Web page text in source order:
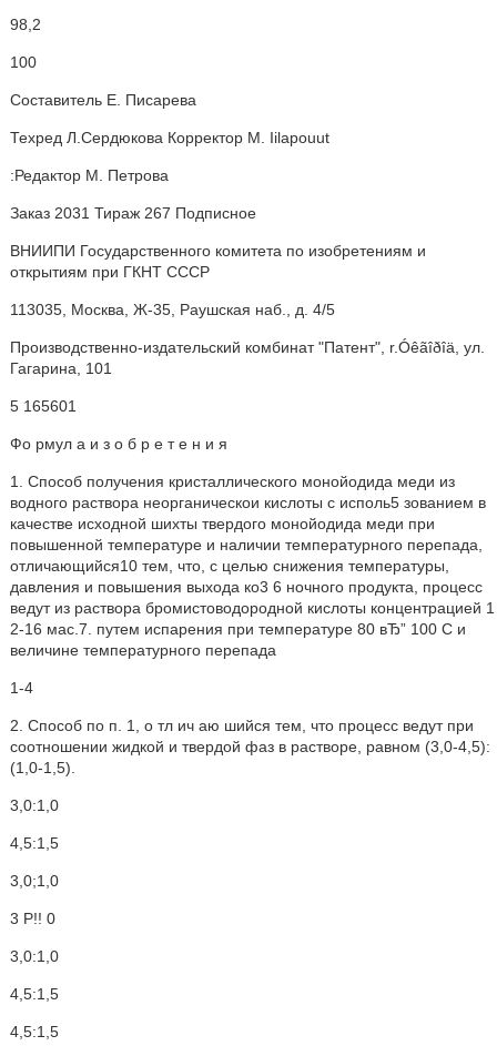
98,2
100
Составитель Е. Писарева
Техред Л.Сердюкова Корректор М. Iilapouut
:Редактор М. Петрова
Заказ 2031 Тираж 267 Подписное
ВНИИПИ Государственного комитета по изобретениям и
открытиям при ГКНТ СССР
113035, Москва, Ж-35, Раушская наб., д. 4/5
Производственно-издательский комбинат "Патент", r.Óêãîðîä, ул.
Гагарина, 101
5 165601
Фо рмул а и з о б р е т е н и я
1. Способ получения кристаллического монойодида меди из
водного раствора неорганическои кислоты с исполь5 зованием в
качестве исходной шихты твердого монойодида меди при
повышенной температуре и наличии температурного перепада,
отличающийся10 тем, что, с целью снижения температуры,
давления и повышения выхода ко3 6 ночного продукта, процесс
ведут из раствора бромистоводородной кислоты концентрацией 1
2-16 мас.7. путем испарения при температуре 80 вЂ” 100 С и
величине температурного перепада
1-4
2. Способ по п. 1, о тл ич аю шийся тем, что процесс ведут при
соотношении жидкой и твердой фаз в растворе, равном (3,0-4,5):
(1,0-1,5).
3,0:1,0
4,5:1,5
3,0;1,0
3 Р!! 0
3,0:1,0
4,5:1,5
4,5:1,5